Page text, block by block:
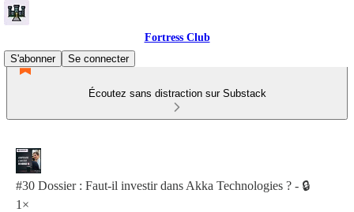
Fortress Club
S'abonner
Se connecter
Écoutez sans distraction sur Substack
#30 Dossier : Faut-il investir dans Akka Technologies ? - 🔒
1×